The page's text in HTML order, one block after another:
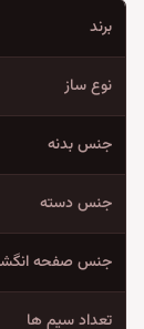
برند
نوع ساز
جنس بدنه
جنس دسته
جنس صفحه
تعداد سیم ها